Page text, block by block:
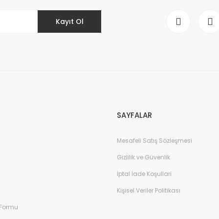
Kayıt Ol
SAYFALAR
Mesafeli Satış Sözleşmesi
Gizlilik ve Güvenlik
İptal İade Koşullari
Kişisel Veriler Politikası